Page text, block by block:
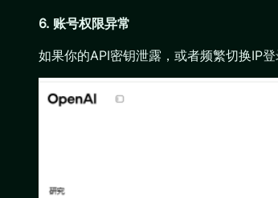
6. 账号权限异常
如果你的API密钥泄露，或者频繁切换IP